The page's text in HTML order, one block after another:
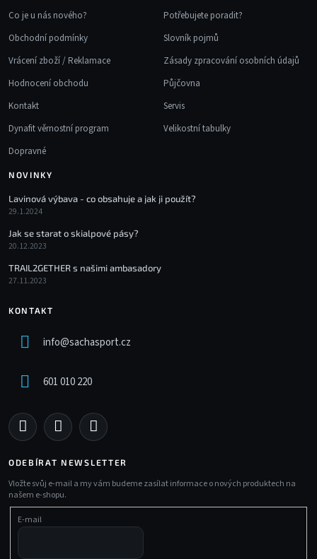
Co je u nás nového?
Obchodní podmínky
Vrácení zboží / Reklamace
Hodnocení obchodu
Kontakt
Dynafit věrnostní program
Dopravné
Potřebujete poradit?
Slovník pojmů
Zásady zpracování osobních údajů
Půjčovna
Servis
Velikostní tabulky
NOVINKY
Lavinová výbava - co obsahuje a jak ji použít?
29.1.2024
Jak se starat o skialpové pásy?
20.12.2023
TRAIL2GETHER s našimi ambasadory
27.11.2023
KONTAKT
info@sachasport.cz
601 010 220
ODEBÍRAT NEWSLETTER
Vložte svůj e-mail a my vám budeme zasílat informace o nových produktech na
našem e-shopu.
E-mail